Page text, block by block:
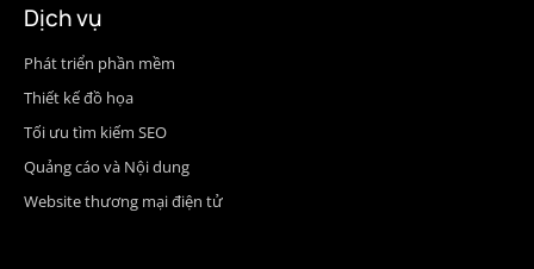
Dịch vụ
Phát triển phần mềm
Thiết kế đồ họa
Tối ưu tìm kiếm SEO
Quảng cáo và Nội dung
Website thương mại điện tử